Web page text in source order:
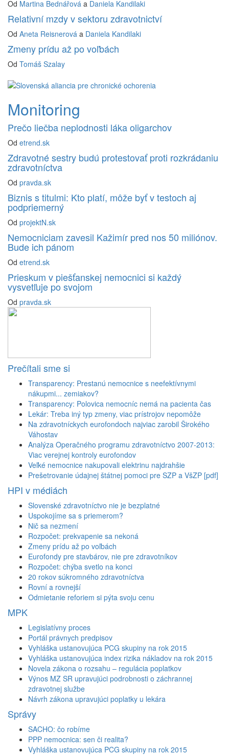
Od Martina Bednářová a Daniela Kandilaki
Relativní mzdy v sektoru zdravotnictví
Od Aneta Reisnerová a Daniela Kandilaki
Zmeny prídu až po voľbách
Od Tomáš Szalay
Monitoring
Prečo liečba neplodnosti láka oligarchov
Od etrend.sk
Zdravotné sestry budú protestovať proti rozkrádaniu
zdravotníctva
Od pravda.sk
Biznis s titulmi: Kto platí, môže byť v testoch aj
podpriemerný
Od projektN.sk
Nemocniciam zavesil Kažimír pred nos 50 miliónov.
Bude ich pánom
Od etrend.sk
Prieskum v piešťanskej nemocnici si každý
vysvetľuje po svojom
Od pravda.sk
Prečítali sme si
Transparency: Prestanú nemocnice s neefektívnymi
nákupmi... zemiakov?
Transparency: Polovica nemocníc nemá na pacienta čas
Lekár: Treba iný typ zmeny, viac prístrojov nepomôže
Na zdravotníckych eurofondoch najviac zarobil Širokého
Váhostav
Analýza Operačného programu zdravotníctvo 2007-2013:
Viac verejnej kontroly eurofondov
Veľké nemocnice nakupovali elektrinu najdrahšie
Prešetrovanie údajnej štátnej pomoci pre SZP a VšZP [pdf]
HPI v médiách
Slovenské zdravotníctvo nie je bezplatné
Uspokojíme sa s priemerom?
Nič sa nezmení
Rozpočet: prekvapenie sa nekoná
Zmeny prídu až po voľbách
Eurofondy pre stavbárov, nie pre zdravotníkov
Rozpočet: chýba svetlo na konci
20 rokov súkromného zdravotníctva
Rovní a rovnejší
Odmietanie reforiem si pýta svoju cenu
MPK
Legislatívny proces
Portál právnych predpisov
Vyhláška ustanovujúca PCG skupiny na rok 2015
Vyhláška ustanovujúca index rizika nákladov na rok 2015
Novela zákona o rozsahu – regulácia poplatkov
Výnos MZ SR upravujúci podrobnosti o záchrannej
zdravotnej službe
Návrh zákona upravujúci poplatky u lekára
Správy
SACHO: čo robíme
PPP nemocnica: sen či realita?
Vyhláška ustanovujúca PCG skupiny na rok 2015